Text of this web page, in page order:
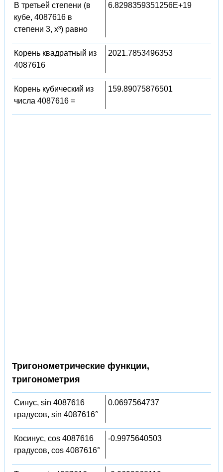
В третьей степени (в
кубе, 4087616 в
степени 3, x³) равно
6.8298359351256E+19
Корень квадратный из
4087616
2021.7853496353
Корень кубический из
числа 4087616 =
159.89075876501
Тригонометрические функции,
тригонометрия
Синус, sin 4087616
градусов, sin 4087616°
0.0697564737
Косинус, cos 4087616
градусов, cos 4087616°
-0.9975640503